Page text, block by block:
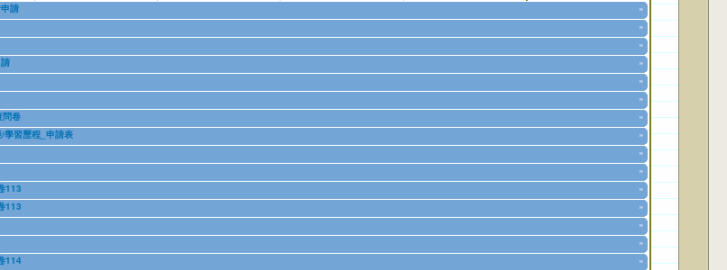
請
»
»
»
»
»
»
問卷
»
學習歷程_申請表
»
»
»
113
»
113
»
»
»
114
»